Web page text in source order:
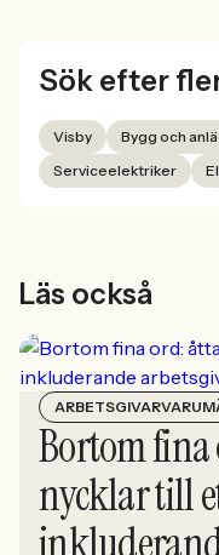
Sök efter
Visby Bygg och
Serviceelektriker
Läs också
Bortom
nycklar till